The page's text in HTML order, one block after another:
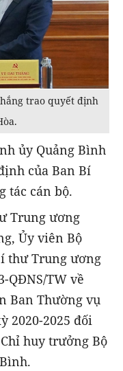
trao quyết định
ủy Quảng Bình
của Ban Bí
tác cán bộ.
Trung ương
Ủy viên Bộ
thư Trung ương
QĐNS/TW về
Ban Thường vụ
2020-2025 đối
huy trưởng Bộ